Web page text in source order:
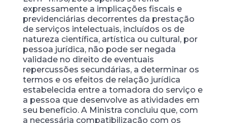
expressamente a implicações fiscais e
previdenciárias decorrentes da prestação
de serviços intelectuais, incluídos os de
natureza científica, artística ou cultural, por
pessoa jurídica, não pode ser negada
validade no direito de eventuais
repercussões secundárias, a determinar os
termos e os efeitos de relação jurídica
estabelecida entre a tomadora do serviço e
a pessoa que desenvolve as atividades em
seu benefício. A Ministra concluiu que, com
a necessária compatibilização com os